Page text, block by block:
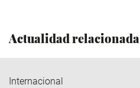
Actualidad relacionada
Internacional